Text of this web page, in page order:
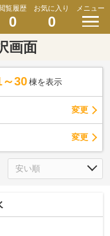
覧履歴
0
お気に入り
0
メニュー
画面
～30 棟を表示
変更
変更